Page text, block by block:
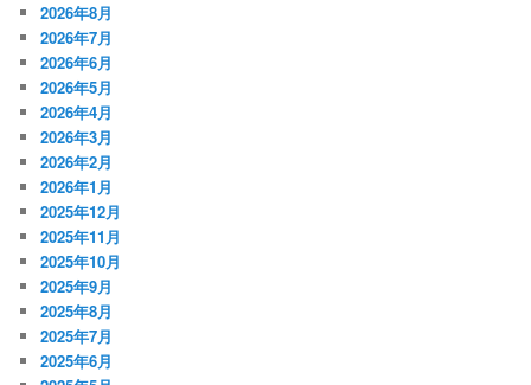
2026年8月
2026年7月
2026年6月
2026年5月
2026年4月
2026年3月
2026年2月
2026年1月
2025年12月
2025年11月
2025年10月
2025年9月
2025年8月
2025年7月
2025年6月